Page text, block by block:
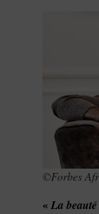
©Forbes
«La